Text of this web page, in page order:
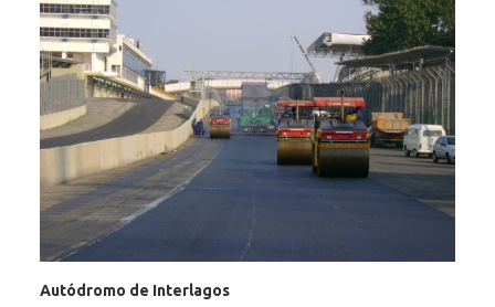
Autódromo de Interlagos